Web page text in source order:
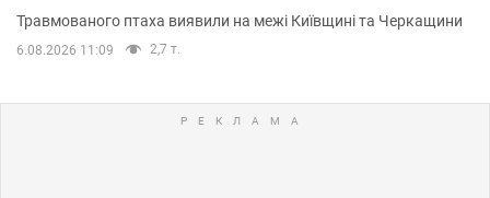
Травмованого птаха виявили на межі Київщині та Черкащини
6.08.2026 11:09 2,7 т.